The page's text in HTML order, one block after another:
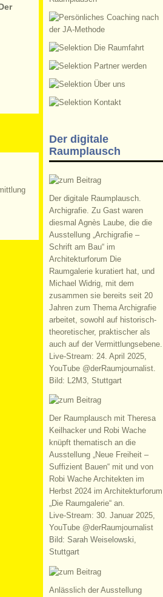
Der digitale
Raumplausch
Der digitale Raumplausch.
Archigrafie. Zu Gast waren
diesmal Agnès Laube, die die
Ausstellung „Archigrafie –
Schrift am Bau“ im
Architekturforum Die
Raumgalerie kuratiert hat, und
Michael Widrig, mit dem
zusammen sie bereits seit 20
Jahren zum Thema Archigrafie
arbeitet, sowohl auf historisch-
theoretischer, praktischer als
auch auf der Vermittlungsebene.
Live-Stream: 24. April 2025,
YouTube @derRaumjournalist.
Bild: L2M3, Stuttgart
Der Raumplausch mit Theresa
Keilhacker und Robi Wache
knüpft thematisch an die
Ausstellung „Neue Freiheit –
Suffizient Bauen“ mit und von
Robi Wache Architekten im
Herbst 2024 im Architekturforum
„Die Raumgalerie“ an.
Live-Stream: 30. Januar 2025,
YouTube @derRaumjournalist
Bild: Sarah Weiselowski,
Stuttgart
Anlässlich der Ausstellung